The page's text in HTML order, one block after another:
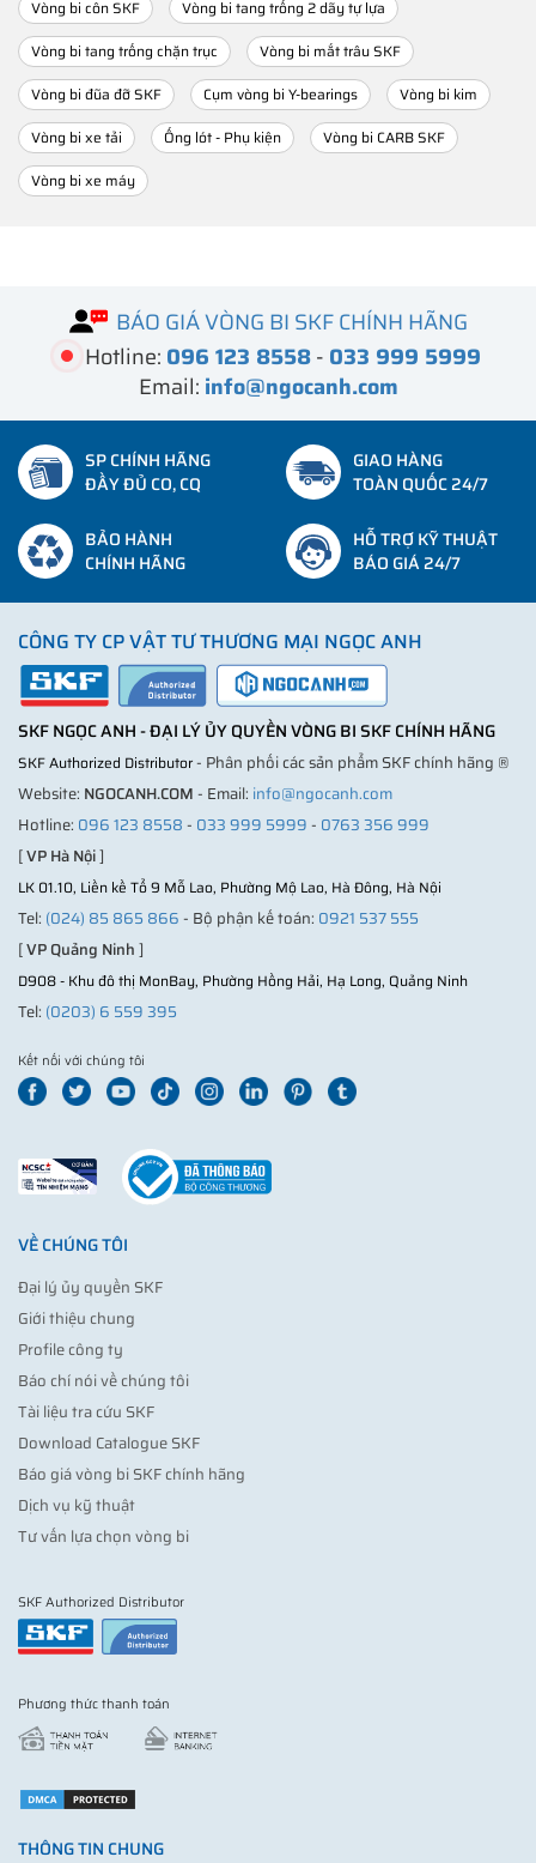
Vòng bi côn SKF
Vòng bi tang trống 2 dãy tự lựa
Vòng bi tang trống chặn trục
Vòng bi mắt trâu SKF
Vòng bi đũa đỡ SKF
Cụm vòng bi Y-bearings
Vòng bi kim
Vòng bi xe tải
Ống lót - Phụ kiện
Vòng bi CARB SKF
Vòng bi xe máy
BÁO GIÁ VÒNG BI SKF CHÍNH HÃNG
Hotline: 096 123 8558- 033 999 5999
Email: info@ngocanh.com
SP CHÍNH HÃNG
ĐẦY ĐỦ CO, CQ
GIAO HÀNG
TOÀN QUỐC 24/7
BẢO HÀNH
CHÍNH HÃNG
HỖ TRỢ KỸ THUẬT
BÁO GIÁ 24/7
CÔNG TY CP VẬT TƯ THƯƠNG MẠI NGỌC ANH
SKF NGỌC ANH - ĐẠI LÝ ỦY QUYỀN VÒNG BI SKF CHÍNH HÃNG
SKF Authorized Distributor- Phân phối các sản phẩm SKF chính hãng ®
Website: NGOCANH.COM- Email: info@ngocanh.com
Hotline: 096 123 8558- 033 999 5999- 0763 356 999
[VP Hà Nội]
LK 01.10, Liền kề Tổ 9 Mỗ Lao, Phường Mộ Lao, Hà Đông, Hà Nội
Tel: (024) 85 865 866- Bộ phận kế toán: 0921 537 555
[VP Quảng Ninh]
D908 - Khu đô thị MonBay, Phường Hồng Hải, Hạ Long, Quảng Ninh
Tel: (0203) 6 559 395
Kết nối với chúng tôi
VỀ CHÚNG TÔI
Đại lý ủy quyền SKF
Giới thiệu chung
Profile công ty
Báo chí nói về chúng tôi
Tài liệu tra cứu SKF
Download Catalogue SKF
Báo giá vòng bi SKF chính hãng
Dịch vụ kỹ thuật
Tư vấn lựa chọn vòng bi
SKF Authorized Distributor
Phương thức thanh toán
THÔNG TIN CHUNG